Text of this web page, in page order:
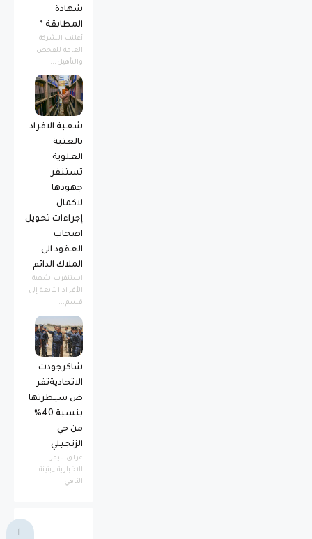
شهادة
المطابقة *
أعلنت الشركة
العامة للفحص
والتأهيل...
شعبة الافراد
بالعتبة
العلوية
تستنفر
جهودها
لاكمال
إجراءات تحويل
اصحاب
العقود الى
الملاك الدائم
استنفرت شعبة
الأفراد التابعة إلى
قسم...
شاكرجودت
الاتحاديةتفر
ض سيطرتها
بنسبة 40%
من حي
الزنجيلي
عراق تايمز
الاخبارية _بثينة
الناهي ...
ا